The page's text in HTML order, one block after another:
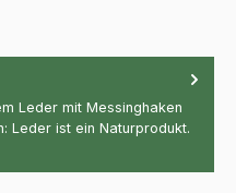
Leder mit Messinghaken
Leder ist ein Naturprodukt.